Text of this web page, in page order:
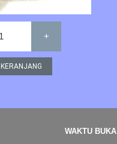
1 +
WAKTU